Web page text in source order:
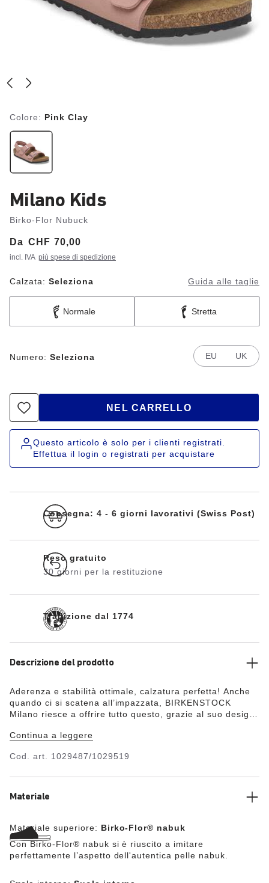
Colore: Pink Clay
Milano Kids
Birko-Flor Nubuck
Da
Price:CHF 70,00
incl. IVA più spese di spedizione
Calzata: Seleziona Guida alle taglie
Normale Stretta
Numero: Seleziona EU UK
NEL CARRELLO
Questo articolo è solo per i clienti registrati.
Effettua il login o registrati per acquistare
Consegna: 4 - 6 giorni lavorativi (Swiss Post)
Reso gratuito
30 giorni per la restituzione
Tradizione dal 1774
Descrizione del prodotto
Aderenza e stabilità ottimale, calzatura perfetta! Anche
quando ci si scatena all’impazzata, BIRKENSTOCK
Milano riesce a offrire tutto questo, grazie al suo design
Flor®, un materiale sintetico resistente all’usura e
pregiata e anche tessuto e colore sono davvero simili a
Continua a leggere
Cod. art. 1029487/1029519
Materiale
Materiale superiore: Birko-Flor® nabuk
Con Birko-Flor® nabuk si è riuscito a imitare
perfettamente l’aspetto dell'autentica pelle nabuk.